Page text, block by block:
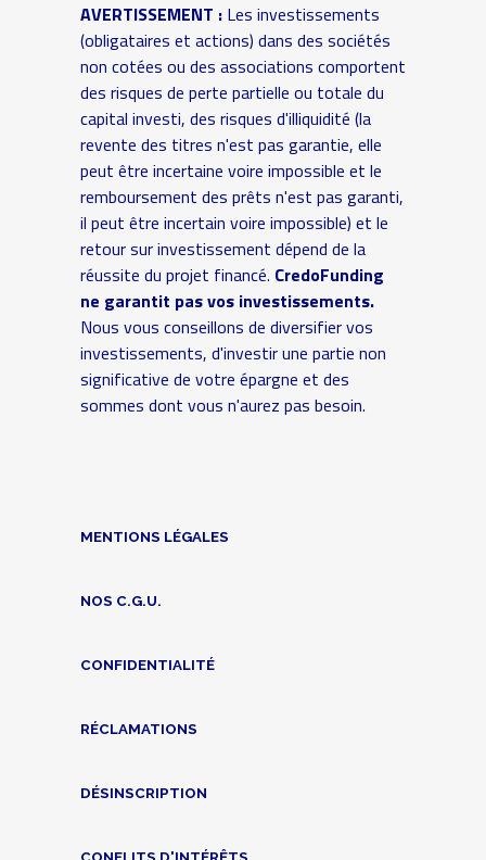
AVERTISSEMENT :Les investissements
(obligataires et actions) dans des sociétés
non cotées ou des associations comportent
des risques de perte partielle ou totale du
capital investi, des risques d'illiquidité (la
revente des titres n'est pas garantie, elle
peut être incertaine voire impossible et le
remboursement des prêts n'est pas garanti,
il peut être incertain voire impossible) et le
retour sur investissement dépend de la
réussite du projet financé. CredoFunding
ne garantit pas vos investissements.
Nous vous conseillons de diversifier vos
investissements, d'investir une partie non
significative de votre épargne et des
sommes dont vous n'aurez pas besoin.
MENTIONS LÉGALES
NOS C.G.U.
CONFIDENTIALITÉ
RÉCLAMATIONS
DÉSINSCRIPTION